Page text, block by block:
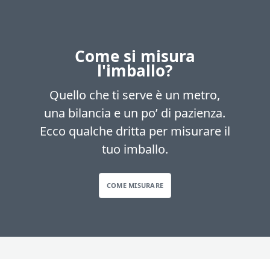
Come si misura
l'imballo?
Quello che ti serve è un metro,
una bilancia e un po’ di pazienza.
Ecco qualche dritta per misurare il
tuo imballo.
COME MISURARE